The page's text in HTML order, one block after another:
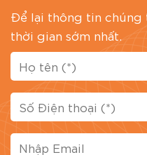
2. Tại sao nhiều
Kraft?
Để lại thông tin chúng
thời gian sớm nhất.